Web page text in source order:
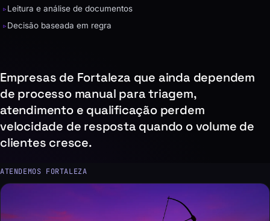
▹Leitura e análise de documentos
▹Decisão baseada em regra
Empresas de Fortaleza que ainda dependem
de processo manual para triagem,
atendimento e qualificação perdem
velocidade de resposta quando o volume de
clientes cresce.
ATENDEMOS FORTALEZA